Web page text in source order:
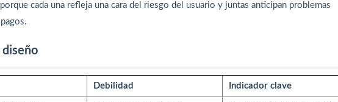
cada una refleja una cara del riesgo del usuario y juntas anticipan problemas
Debilidad Indicador clave